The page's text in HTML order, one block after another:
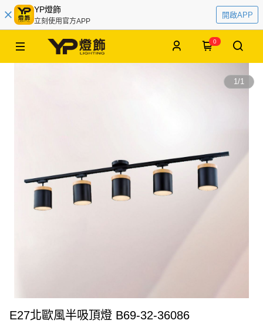
YP燈飾
立刻使用官方APP
開啟APP
0
1/1
E27北歐風半吸頂燈 B69-32-36086